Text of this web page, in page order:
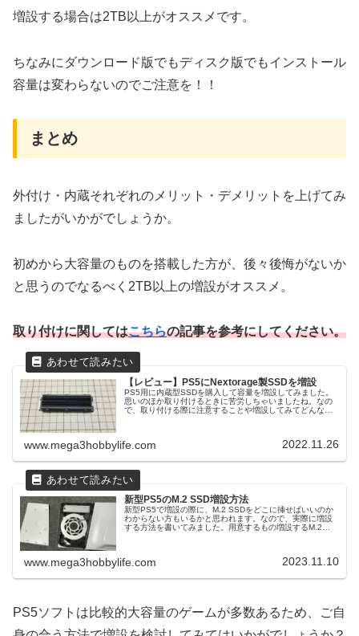
増設する場合は2TB以上がオススメです。
ちなみにダウンロード版でもディスク版でもインストール
容量は変わらないのでご注意を！！
まとめ
外付け・内蔵それぞれのメリット・デメリットを上げてみ
ましたがいかがでしょうか。
初めから大容量のものを搭載した方が、後々後悔がないか
と思うのでなるべく2TB以上の増設がオススメ。
取り付けに関してはこちらの記事を参考にしてください。
【レビュー】PS5にNextorage製SSDを増設
PS5用に内蔵型SSDを購入して容量を増設してみました。
思いのほか取り付けるときに苦労しちゃいましたね。なの
で、取り付ける際に注意することや増設してみてどんな感
www.mega3hobbylife.com 2022.11.26
新型PS5のM.2 SSD増設方法
新型PS5で増設の際に、M.2 SSDをどこに挿せばいいのか
わからない方もいるかと思われます。なので、実際に増設
する方法を書いてみました。用意するもの増設するM.2
www.mega3hobbylife.com 2023.11.10
PS5ソフトは比較的大容量のゲームが多数あるため、ご自